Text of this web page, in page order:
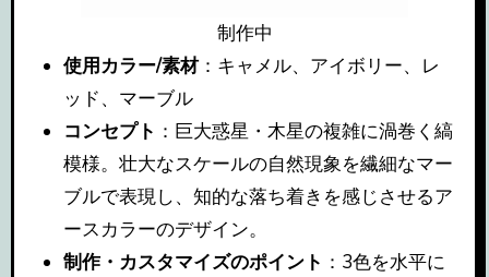
制作中
使用カラー/素材：キャメル、アイボリー、レ
ッド、マーブル
コンセプト ：巨大惑星・木星の複雑に渦巻く縞
模様。壮大なスケールの自然現象を繊細なマー
ブルで表現し、知的な落ち着きを感じさせるア
ースカラーのデザイン。
制作・カスタマイズのポイント ：3色を水平に